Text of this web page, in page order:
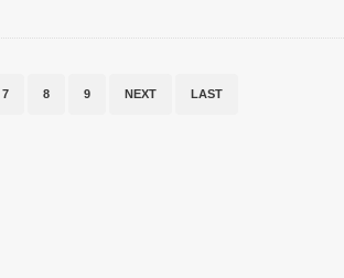
7 8 9 NEXT LAST